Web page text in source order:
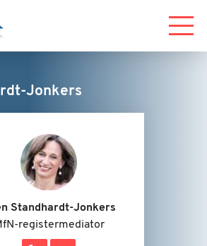
Menu
Jonkers
Standhardt-Jonkers
registermediator